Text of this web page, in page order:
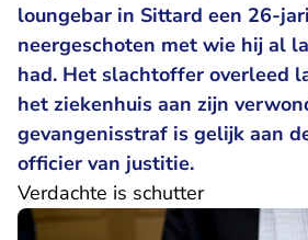
loungebar in Sittard een 26-
neergeschoten met wie hij al
had. Het slachtoffer overleed
het ziekenhuis aan zijn
gevangenisstraf is gelijk aan
officier van justitie.
Verdachte is schutter